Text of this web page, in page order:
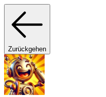
Zurückgehen